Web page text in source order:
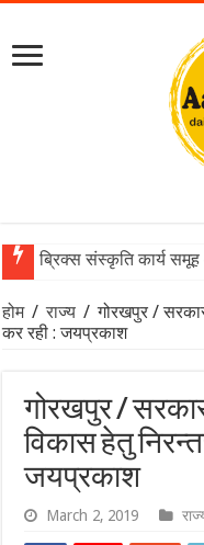
ब्रिक्स संस्कृति कार्य
होम / राज्य / गोरखपुर /
कर रही : जयप्रकाश
गोरखपुर /
विकास हेतु
जयप्रकाश
March 2, 2019